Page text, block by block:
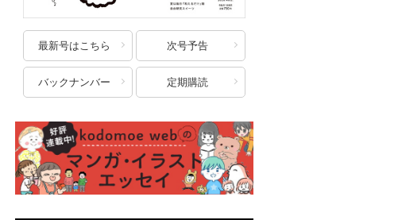
最新号はこちら 次号予告
バックナンバー 定期購読